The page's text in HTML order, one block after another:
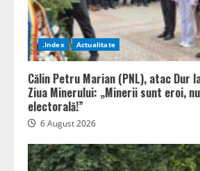
.Index Actualitate
Călin Petru Marian (PNL), atac Dur
Ziua Minerului: „Minerii sunt eroi,
electorală!”
6 August 2026